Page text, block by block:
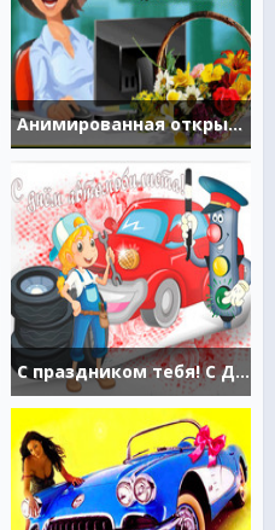
Анимированная открытка "С днём бухгалтера!"
С праздником тебя! С Днем автомобилиста!